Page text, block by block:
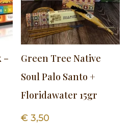
–
Green Tree Native
Soul Palo Santo +
Floridawater 15gr
€ 3,50